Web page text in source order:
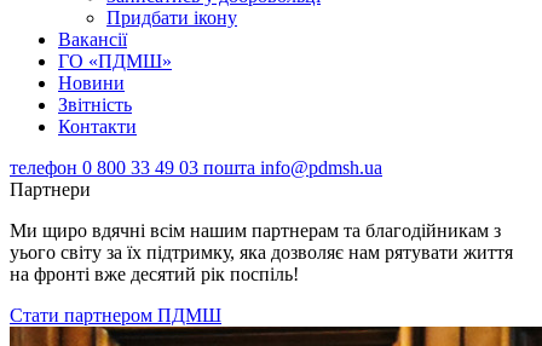
Придбати ікону
Вакансії
ГО «ПДМШ»
Новини
Звітність
Контакти
телефон 0 800 33 49 03 пошта info@pdmsh.ua
Партнери
Ми щиро вдячні всім нашим партнерам та благодійникам з
уього світу за їх підтримку, яка дозволяє нам рятувати життя
на фронті вже десятий рік поспіль!
Стати партнером ПДМШ